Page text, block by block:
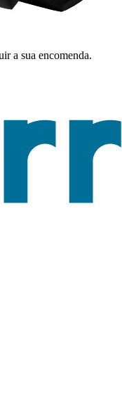
a sua encomenda.